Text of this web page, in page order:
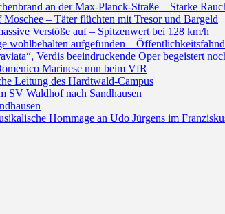
an der Max-Planck-Straße – Starke
– Täter flüchten mit Tresor und Bargeld
Verstöße auf – Spitzenwert bei 128 km/h
wohlbehalten aufgefunden –
Verdis beeindruckende Oper begeistert
Marinese nun beim VfR
Leitung des Hardtwald-Campus
SV Waldhof nach Sandhausen
Hommage an Udo Jürgens im